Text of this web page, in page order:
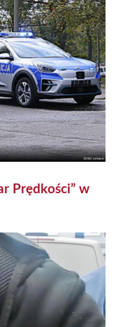
Prędkości” w